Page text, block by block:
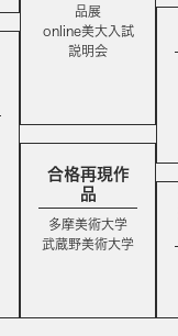
品展
online美大入試
説明会
合格再現作
品
多摩美術大学
武蔵野美術大学